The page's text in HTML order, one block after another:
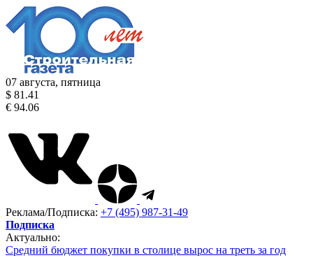
07 августа, пятница
$ 81.41
€ 94.06
Реклама/Подписка: +7 (495) 987-31-49
Подписка
Актуально:
Средний бюджет покупки в столице вырос на треть за год